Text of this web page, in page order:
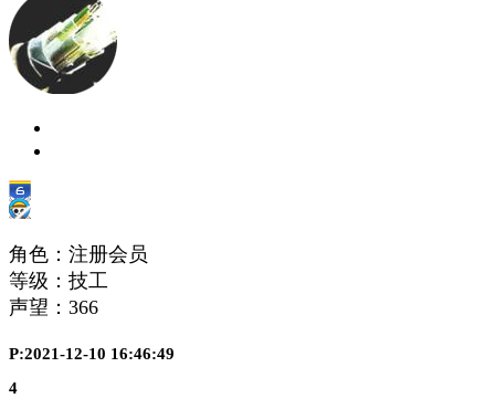
角色：注册会员
等级：技工
声望： 366
P:2021-12-10 16:46:49
4